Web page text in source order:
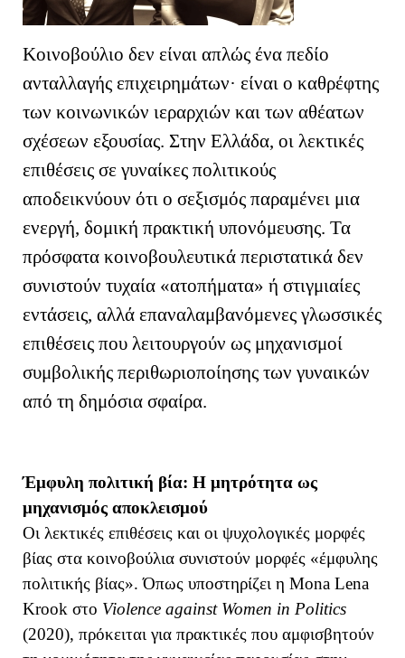
Κοινοβούλιο δεν είναι απλώς ένα πεδίο
ανταλλαγής επιχειρημάτων· είναι ο καθρέφτης
των κοινωνικών ιεραρχιών και των αθέατων
σχέσεων εξουσίας. Στην Ελλάδα, οι λεκτικές
επιθέσεις σε γυναίκες πολιτικούς
αποδεικνύουν ότι ο σεξισμός παραμένει μια
ενεργή, δομική πρακτική υπονόμευσης. Τα
πρόσφατα κοινοβουλευτικά περιστατικά δεν
συνιστούν τυχαία «ατοπήματα» ή στιγμιαίες
εντάσεις, αλλά επαναλαμβανόμενες γλωσσικές
επιθέσεις που λειτουργούν ως μηχανισμοί
συμβολικής περιθωριοποίησης των γυναικών
από τη δημόσια σφαίρα.
Έμφυλη πολιτική βία: Η μητρότητα ως
μηχανισμός αποκλεισμού
Οι λεκτικές επιθέσεις και οι ψυχολογικές μορφές
βίας στα κοινοβούλια συνιστούν μορφές «έμφυλης
πολιτικής βίας». Όπως υποστηρίζει η Mona Lena
Krook στο Violence against Women in Politics
(2020), πρόκειται για πρακτικές που αμφισβητούν